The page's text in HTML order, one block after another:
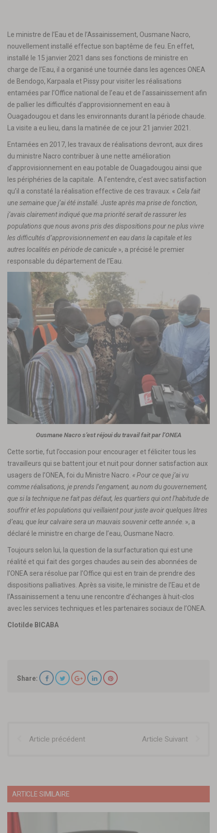
Le ministre de l’Eau et de l’Assainissement, Ousmane Nacro,
nouvellement installé effectue son baptême de feu. En effet,
installé le 15 janvier 2021 dans ses fonctions de ministre en
charge de l’Eau, il a organisé une tournée dans les agences ONEA
de Bendogo, Karpaala et Pissy pour visiter les réalisations
entamées par l’Office national de l’eau et de l’assainissement afin
de pallier les difficultés d’approvisionnement en eau à
Ouagadougou et dans les environnants durant la période chaude.
La visite a eu lieu, dans la matinée de ce jour 21 janvier 2021.
Entamées en 2017, les travaux de réalisations devront, aux dires
du ministre Nacro contribuer à une nette amélioration
d’approvisionnement en eau potable de Ouagadougou ainsi que
les périphéries de la capitale. A l’entendre, c’est avec satisfaction
qu’il a constaté la réalisation effective de ces travaux. « Cela fait
une semaine que j’ai été installé. Juste après ma prise de fonction,
j’avais clairement indiqué que ma priorité serait de rassurer les
populations que nous avons pris des dispositions pour ne plus vivre
les difficultés d’approvisionnement en eau dans la capitale et les
autres localités en période de canicule », a précisé le premier
responsable du département de l’Eau.
Ousmane Nacro s’est réjoui du travail fait par l’ONEA
Cette sortie, fut l’occasion pour encourager et féliciter tous les
travailleurs qui se battent jour et nuit pour donner satisfaction aux
usagers de l’ONEA, foi du Ministre Nacro. « Pour ce que j’ai vu
comme réalisations, je prends l’engament, au nom du gouvernement,
que si la technique ne fait pas défaut, les quartiers qui ont l’habitude de
souffrir et les populations qui veillaient pour juste avoir quelques litres
d’eau, que leur calvaire sera un mauvais souvenircette année. », a
déclaré le ministre en charge de l’eau, Ousmane Nacro.
Toujours selon lui, la question de la surfacturation qui est une
réalité et qui fait des gorges chaudes au sein des abonnées de
l’ONEA sera résolue par l’Office qui est en train de prendre des
dispositions palliatives. Après sa visite, le ministre de l’Eau et de
l’Assainissement a tenu une rencontre d’échanges à huit-clos
avec les services techniques et les partenaires sociaux de l’ONEA.
Clotilde BICABA
Share:
Article précédent Article Suivant
ARTICLE SIMILAIRE